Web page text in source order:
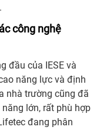
công nghệ
đầu của IESE và
năng lực và định
nhà trường cũng đã
lớn, rất phù hợp
đang phân